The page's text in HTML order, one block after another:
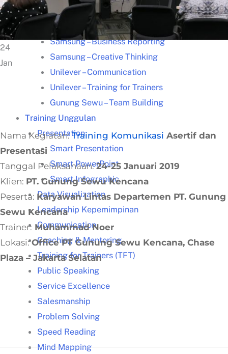
Kisah Sukses
Lazada – Presentasi Memukau
Samsung – Business Reporting
Samsung – Creative Thinking
Unilever – Communication
Unilever – Training for Trainers
Gunung Sewu – Team Building
Training Unggulan
Presentation
Smart Presentation
Smart PowerPoint
Smart Infographic
Data Visualization
Leadership Kepemimpinan
Communication
Coaching & Mentoring
Training for Trainers (TFT)
Public Speaking
Service Excellence
Salesmanship
Problem Solving
Speed Reading
Mind Mapping
24
Jan
Nama Kegiatan:Training Komunikasi Asertif dan
Presentasi
Tanggal Pelaksanaan:24-25 Januari 2019
Klien: PT. Gunung Sewu Kencana
Peserta: Karyawan Lintas Departemen PT. Gunung
Sewu Kencana
Trainer: Muhammad Noer
Lokasi:Office PT Gunung Sewu Kencana, Chase
Plaza – Jakarta Selatan